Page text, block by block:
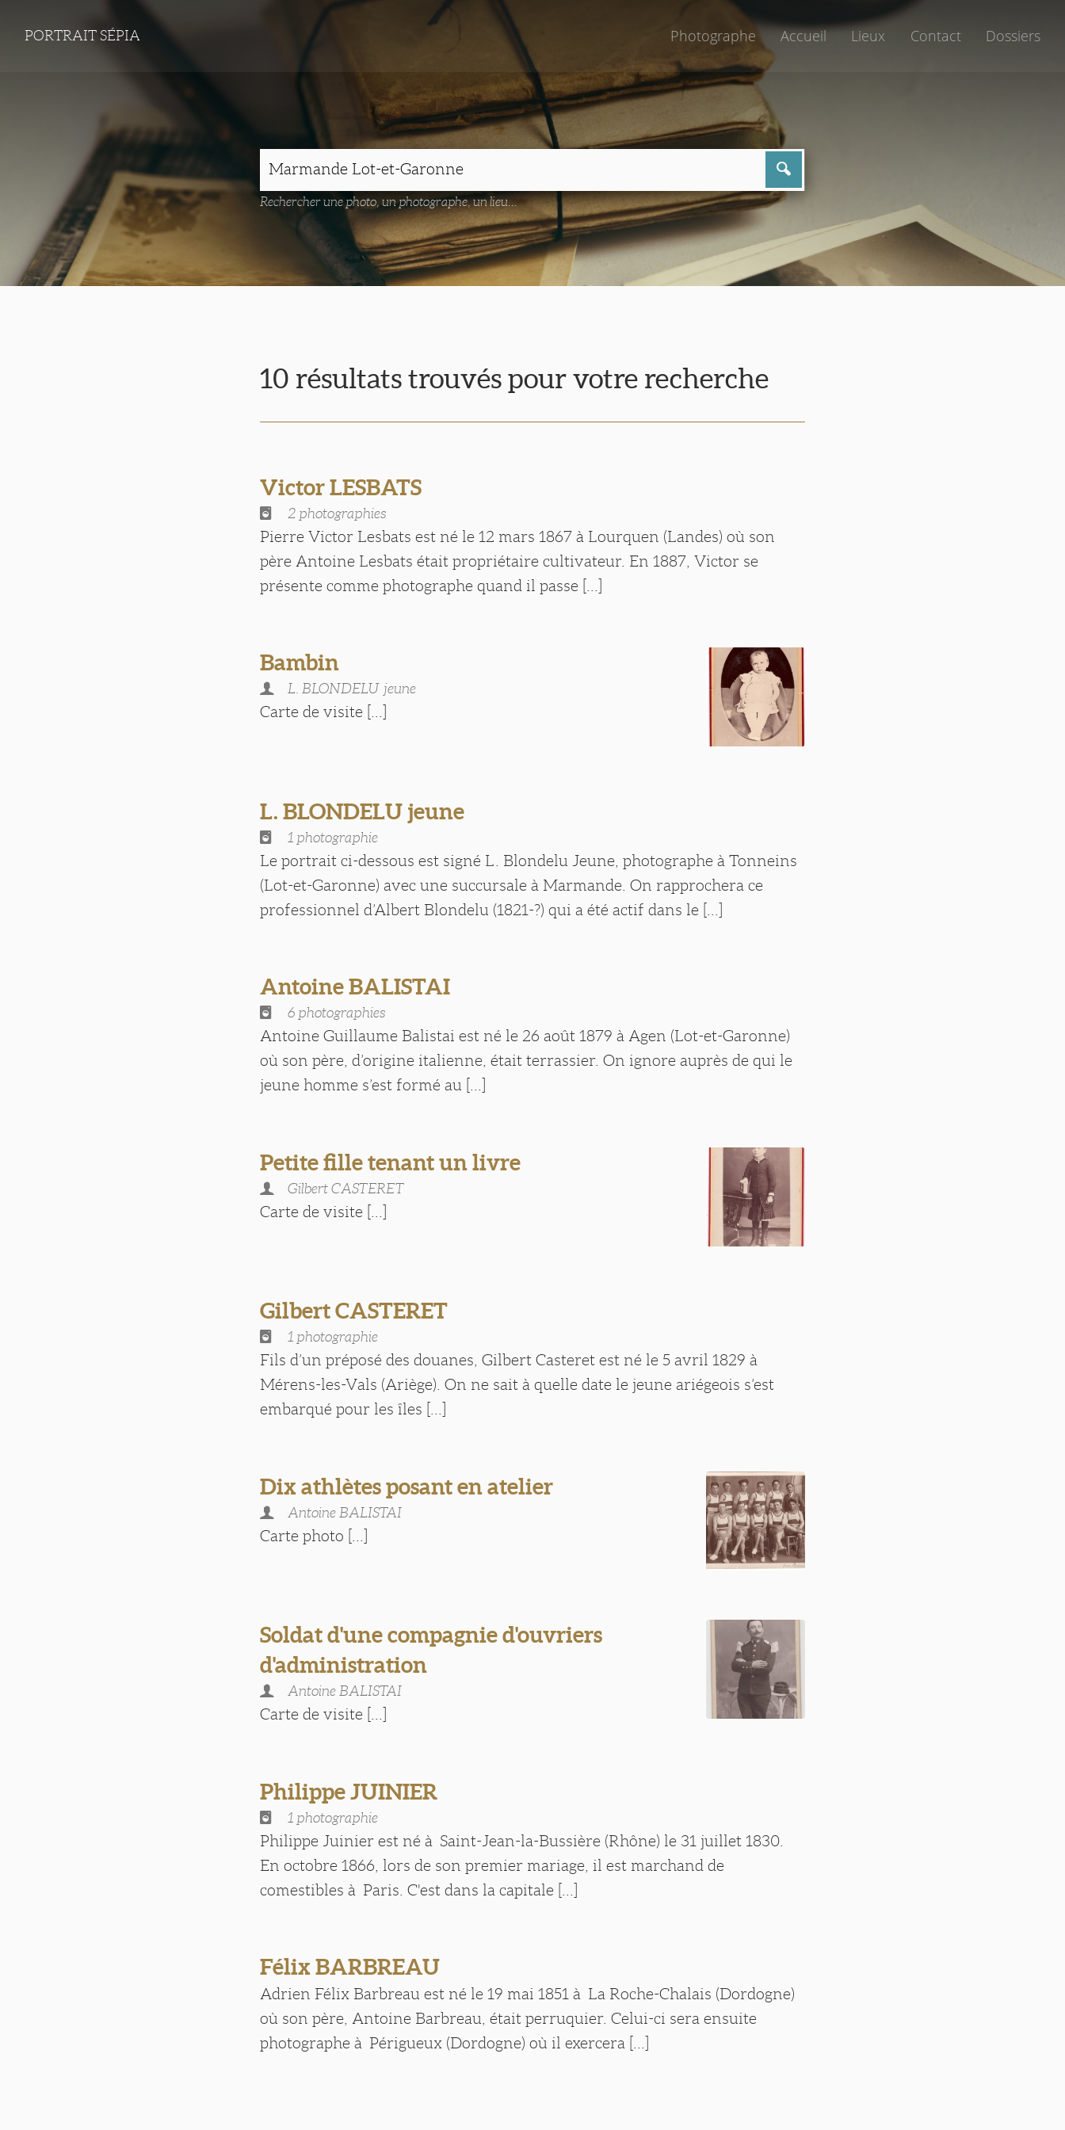
PORTRAIT SÉPIA Photographe Accueil Lieux Contact Dossiers
Rechercher une photo, un photographe, un lieu...
10 résultats trouvés pour votre recherche
Victor LESBATS
2 photographies
Pierre Victor Lesbats est né le 12 mars 1867 à Lourquen (Landes) où son
père Antoine Lesbats était propriétaire cultivateur. En 1887, Victor se
présente comme photographe quand il passe [...]
Bambin
L. BLONDELU jeune
Carte de visite [...]
L. BLONDELU jeune
1 photographie
Le portrait ci-dessous est signé L. Blondelu Jeune, photographe à Tonneins
(Lot-et-Garonne) avec une succursale à Marmande. On rapprochera ce
professionnel d’Albert Blondelu (1821-?) qui a été actif dans le [...]
Antoine BALISTAI
6 photographies
Antoine Guillaume Balistai est né le 26 août 1879 à Agen (Lot-et-Garonne)
où son père, d’origine italienne, était terrassier. On ignore auprès de qui le
jeune homme s’est formé au [...]
Petite fille tenant un livre
Gilbert CASTERET
Carte de visite [...]
Gilbert CASTERET
1 photographie
Fils d’un préposé des douanes, Gilbert Casteret est né le 5 avril 1829 à
Mérens-les-Vals (Ariège). On ne sait à quelle date le jeune ariégeois s’est
embarqué pour les îles [...]
Dix athlètes posant en atelier
Antoine BALISTAI
Carte photo [...]
Soldat d'une compagnie d'ouvriers
d'administration
Antoine BALISTAI
Carte de visite [...]
Philippe JUINIER
1 photographie
Philippe Juinier est né à Saint-Jean-la-Bussière (Rhône) le 31 juillet 1830.
En octobre 1866, lors de son premier mariage, il est marchand de
comestibles à Paris. C'est dans la capitale [...]
Félix BARBREAU
Adrien Félix Barbreau est né le 19 mai 1851 à La Roche-Chalais (Dordogne)
où son père, Antoine Barbreau, était perruquier. Celui-ci sera ensuite
photographe à Périgueux (Dordogne) où il exercera [...]